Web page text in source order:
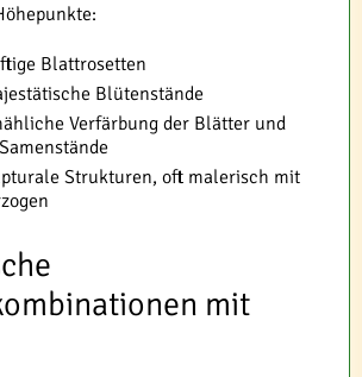
Blattrosetten
Blütenstände
Verfärbung der Blätter und
Strukturen, oft malerisch mit
mit